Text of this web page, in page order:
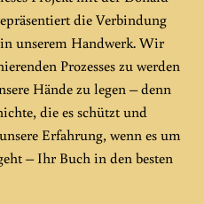
die Verbindung
unserem Handwerk. Wir
Prozesses zu werden
Hände zu legen – denn
die es schützt und
Erfahrung, wenn es um
– Ihr Buch in den besten